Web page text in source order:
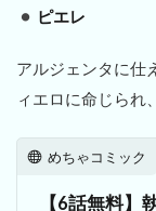
ピエレ
アルジェンタに仕
ィエロに命じられ
めちゃコミック
【6話無料】